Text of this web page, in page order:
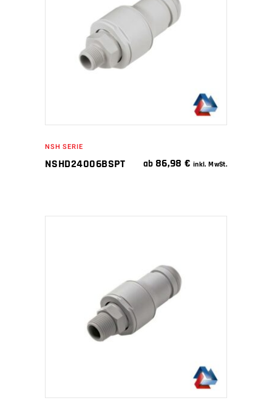
IN DEN WARENKORB
NSH SERIE
NSHD24006BSPT ab 86,98€ inkl. MwSt.
IN DEN WARENKORB